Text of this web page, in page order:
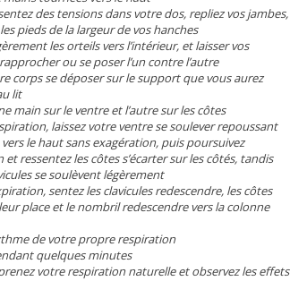
des tensions dans votre dos, repliez vos jambes,
pieds de la largeur de vos hanches
les orteils vers l’intérieur, et laisser vos
ou se poser l’un contre l’autre
corps se déposer sur le support que vous aurez
lit
main sur le ventre et l’autre sur les côtes
laissez votre ventre se soulever repoussant
le haut sans exagération, puis poursuivez
et ressentez les côtes s’écarter sur les côtés, tandis
se soulèvent légèrement
sentez les clavicules redescendre, les côtes
place et le nombril redescendre vers la colonne
de votre propre respiration
quelques minutes
votre respiration naturelle et observez les effets